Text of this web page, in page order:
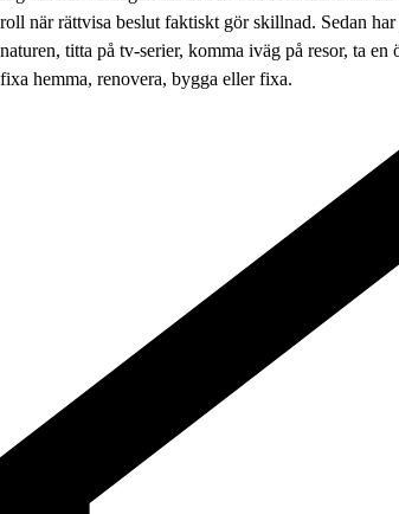
roll när rättvisa beslut faktiskt gör skillnad. Sedan
naturen, titta på tv-serier, komma iväg på resor, ta
fixa hemma, renovera, bygga eller fixa.